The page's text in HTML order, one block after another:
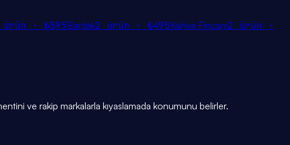
ürün · ₺595Bardak2 ürün · ₺495Kahve Fincanı2 ürün ·
ve rakip markalarla kıyaslamada konumunu belirler.